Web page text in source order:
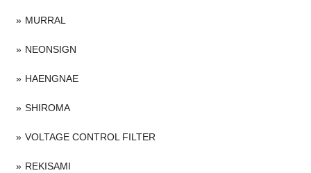
MURRAL
NEONSIGN
HAENGNAE
SHIROMA
VOLTAGE CONTROL FILTER
REKISAMI